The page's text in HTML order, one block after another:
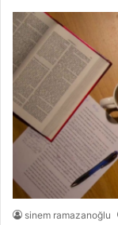
sinem ramazanoğlu